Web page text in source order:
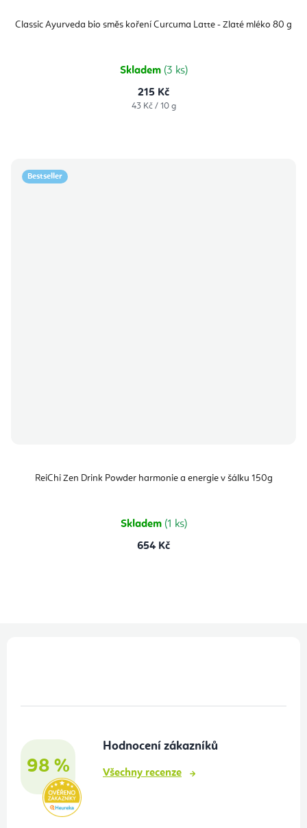
Classic Ayurveda bio směs koření Curcuma Latte - Zlaté mléko 80 g
Skladem (3 ks)
215 Kč
Měrná
43 Kč / 10 g
Bestseller
ReiChi Zen Drink Powder harmonie a energie v šálku 150g
Skladem (1 ks)
654 Kč
98 %
Hodnocení zákazníků
Všechny recenze